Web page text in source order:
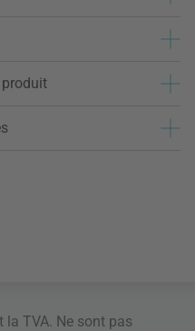
TVA. Ne sont pas